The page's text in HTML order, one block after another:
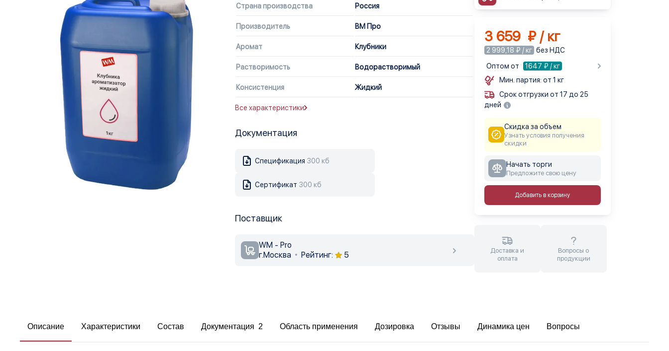
Страна производства Россия
Производитель ВМ Про
Аромат Клубники
Растворимость Водорастворимый
Консистенция Жидкий
Все характеристики
Документация
Спецификация 300 кб
Сертификат 300 кб
Поставщик
WM - Pro
г.Москва
Рейтинг: 5
3 659 ₽ / кг
2 999,18 ₽ / кг без НДС
Оптом от
1647 ₽ / кг
Мин. партия: от 1 кг
Срок отгрузки от 17 до 25
дней
Скидка за объем
Узнать условия получения
скидки
Начать торги
Предложите свою цену
Добавить в корзину
Доставка и
оплата
Вопросы о
продукции
Описание Характеристики Состав Документация 2 Область применения Дозировка Отзывы Динамика цен Вопросы